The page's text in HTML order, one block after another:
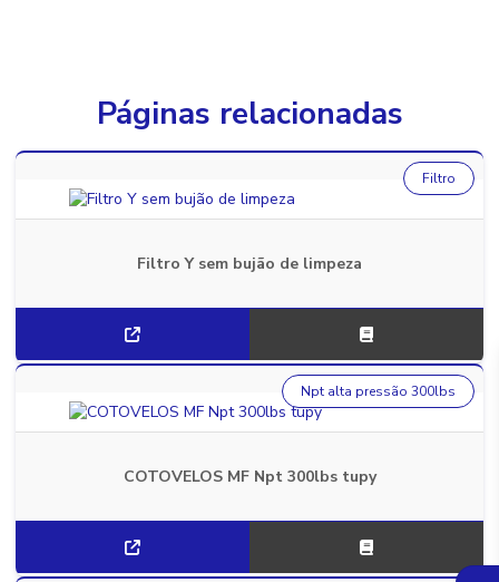
Páginas relacionadas
Filtro Y sem bujão de limpeza
Filtro
COTOVELOS MF Npt 300lbs tupy
Npt alta pressão 300lbs